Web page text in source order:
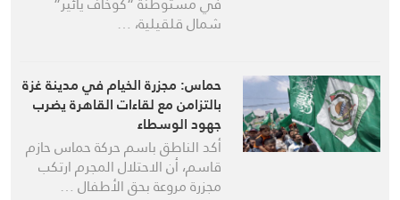
شمال قلقيلية، …
حماس: مجزرة الخيام في مدينة غزة
بالتزامن مع لقاءات القاهرة يضرب
جهود الوسطاء
أكد الناطق باسم حركة حماس حازم
قاسم، أن الاحتلال المجرم ارتكب
مجزرة مروعة بحق الأطفال …